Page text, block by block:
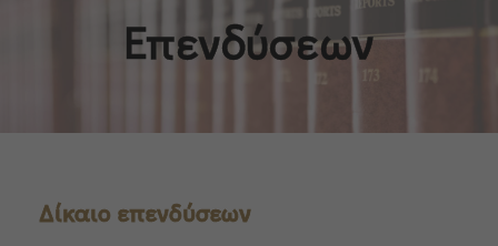
Επενδύσεων
Δίκαιο επενδύσεων